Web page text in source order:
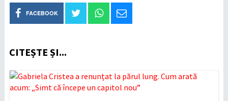
FACEBOOK
CITEȘTE ȘI...